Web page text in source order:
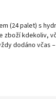
(24 palet) s
zboží kdekoliv,
dodáno včas